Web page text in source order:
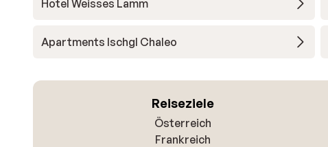
Hotel Weisses Lamm
Apartments Ischgl Chaleo
Reiseziele
Österreich
Frankreich